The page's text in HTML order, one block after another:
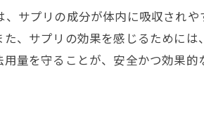
介
サプリの成分が体内に吸収されや
、サプリの効果を感じるためには
量を守ることが、安全かつ効果的